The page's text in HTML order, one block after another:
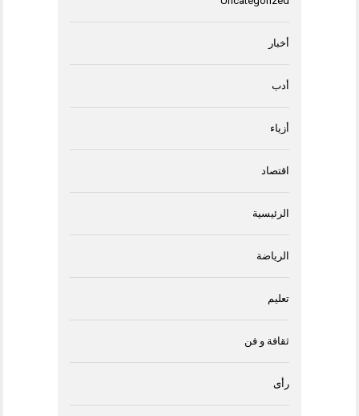
أخبار
أدب
أزياء
اقتصاد
الرئيسية
الرياضة
تعليم
ثقافة و فن
رأى